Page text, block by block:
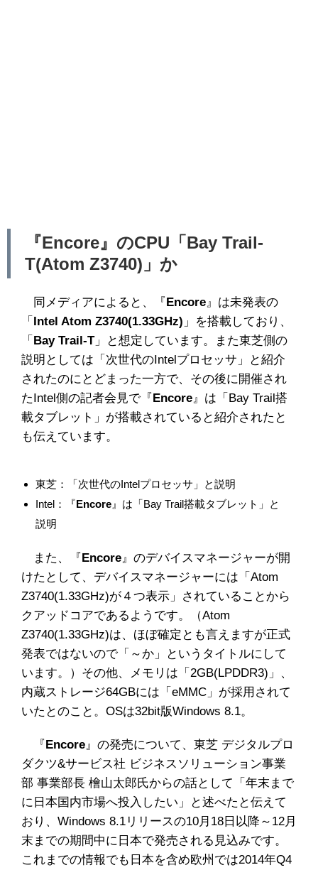
『Encore』のCPU「Bay Trail-
T(Atom Z3740)」か
同メディアによると、『 Encore』は未発表の
「
Intel Atom Z3740(1.33GHz) 」を搭載しており、
「 Bay Trail-T」と想定しています。また東芝側の
説明としては「次世代のIntelプロセッサ」と紹介
されたのにとどまった一方で、その後に開催され
たIntel側の記者会見で『 Encore』は「Bay Trail搭
載タブレット」が搭載されていると紹介されたと
も伝えています。
東芝：「次世代のIntelプロセッサ」と説明
Intel：『Encore 』は「Bay Trail搭載タブレット」と
説明
また、『 Encore』のデバイスマネージャーが開
けたとして、デバイスマネージャーには「Atom
Z3740(1.33GHz)が４つ表示」されていることから
クアッドコアであるようです。（Atom
Z3740(1.33GHz)は、ほぼ確定とも言えますが正式
発表ではないので「～か」というタイトルにして
います。）その他、メモリは「2GB(LPDDR3)」、
内蔵ストレージ64GBには「eMMC」が採用されて
いたとのこと。OSは32bit版Windows 8.1。
『 Encore』の発売について、東芝 デジタルプロ
ダクツ&サービス社 ビジネスソリューション事業
部 事業部長 檜山太郎氏からの話として「年末まで
に日本国内市場へ投入したい」と述べたと伝えて
おり、Windows 8.1リリースの10月18日以降～12月
末までの期間中に日本で発売される見込みです。
これまでの情報でも日本を含め欧州では2014年Q4